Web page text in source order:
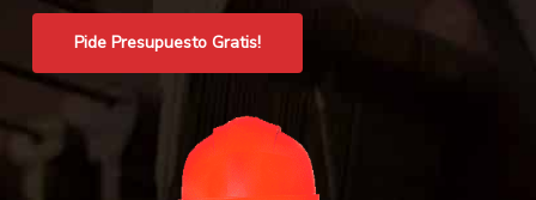
Pide Presupuesto Gratis!